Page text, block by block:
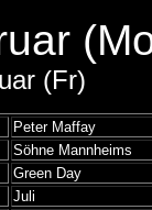
(Fr)
Peter Maffay
Söhne Mannheims
Green Day
Juli